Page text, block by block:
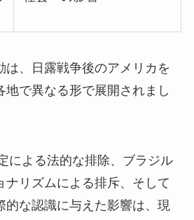
は、日露戦争後のアメリカを
地で異なる形で展開されまし
による法的な排除、ブラジル
ナリズムによる排斥、そして
的な認識に与えた影響は、現